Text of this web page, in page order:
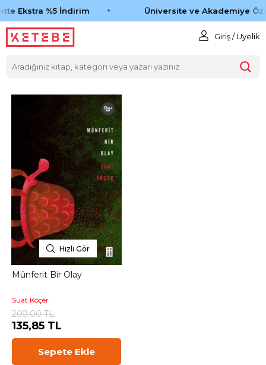
Ekstra %5 İndirim Üniversite ve Akademiye
Giriş / Üyelik
Hızlı Gör
Münferit Bir Olay
Suat Köçer
209,00 TL
135,85 TL
Sepete Ekle